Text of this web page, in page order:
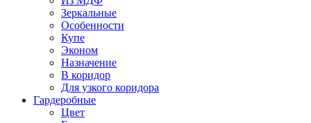
Зеркальные
Особенности
Купе
Эконом
Назначение
В коридор
Для узкого коридора
Гардеробные
Цвет